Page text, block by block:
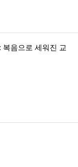
음으로 세워진 교